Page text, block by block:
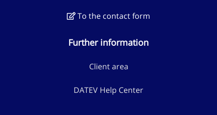
To the contact form
Further information
Client area
DATEV Help Center